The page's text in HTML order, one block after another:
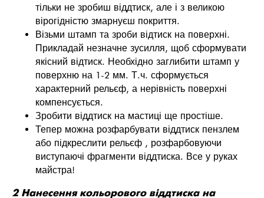
тільки не зробиш віддтиск, але і з великою
вірогідністю змарнуєш покриття.
Візьми штамп та зроби відтиск на поверхні.
Прикладай незначне зусилля, щоб сформувати
якісний відтиск. Необхідно заглибити штамп у
поверхню на 1-2 мм. Т.ч. сформується
характерний рельєф, а нерівність поверхні
компенсується.
Зробити віддтиск на мастиці ще простіше.
Тепер можна розфарбувати віддтиск пензлем
або підкреслити рельєф , розфарбовуючи
виступаючі фрагменти віддтиска. Все у руках
майстра!
2 Нанесення кольорового віддтиска на